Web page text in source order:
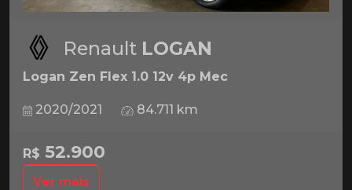
Renault LOGAN
Logan Zen Flex 1.0 12v 4p Mec
2020/2021 84.711 km
R$ 52.900
Ver mais